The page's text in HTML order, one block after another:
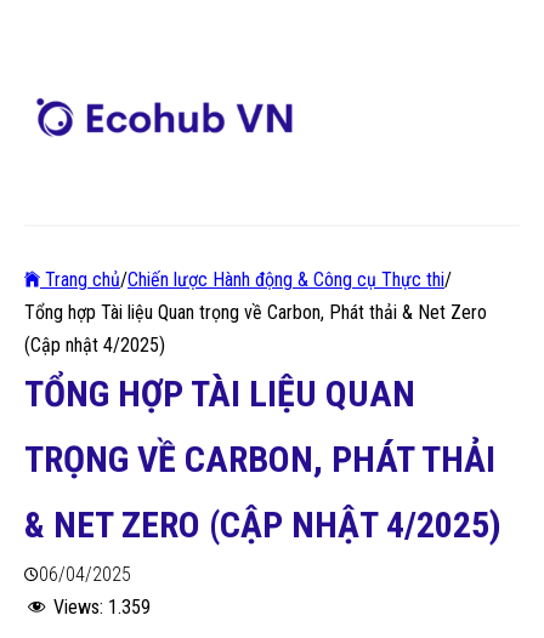
Trang chủ/Chiến lược Hành động & Công cụ Thực thi/
Tổng hợp Tài liệu Quan trọng về Carbon, Phát thải & Net Zero
(Cập nhật 4/2025)
TỔNG HỢP TÀI LIỆU QUAN
TRỌNG VỀ CARBON, PHÁT THẢI
& NET ZERO (CẬP NHẬT 4/2025)
06/04/2025
Views: 1.359